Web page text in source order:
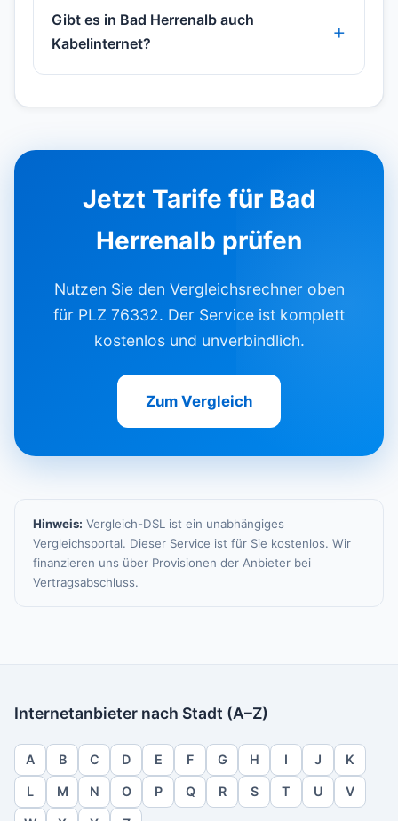
Gibt es in Bad Herrenalb auch
Kabelinternet?
Jetzt Tarife für Bad
Herrenalb prüfen
Nutzen Sie den Vergleichsrechner oben
für PLZ 76332. Der Service ist komplett
kostenlos und unverbindlich.
Zum Vergleich
Hinweis: Vergleich-DSL ist ein unabhängiges
Vergleichsportal. Dieser Service ist für Sie kostenlos. Wir
finanzieren uns über Provisionen der Anbieter bei
Vertragsabschluss.
Internetanbieter nach Stadt (A–Z)
A B C D E F G H I J K
L M N O P Q R S T U V